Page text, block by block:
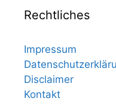
Rechtliches
Impressum
Disclaimer
Kontakt